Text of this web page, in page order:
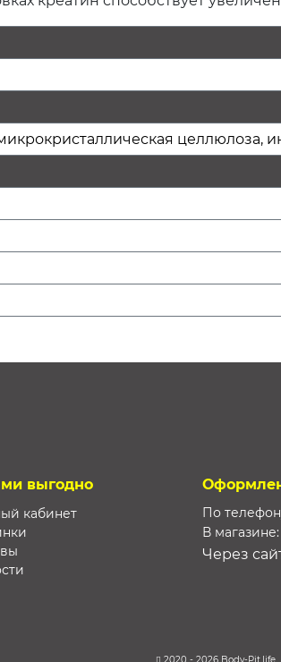
целлюлоза,
выгодно
кабинет
По
В
Через
2020 - 2026 Body-Pit.life